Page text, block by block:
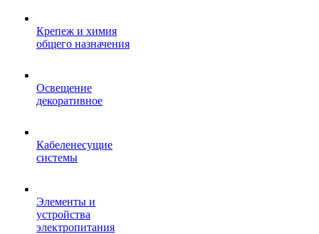
Крепеж и химия
общего назначения
Освещение
декоративное
Кабеленесущие
системы
Элементы и
устройства
электропитания